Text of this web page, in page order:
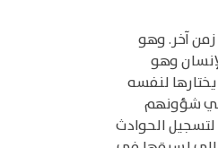
آخر. وهو
وهو
لنفسه
في شؤونهم
لتسجيل الحوادث